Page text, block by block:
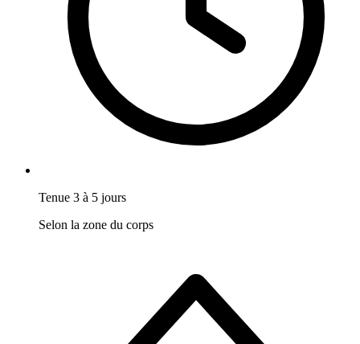
Tenue 3 à 5 jours
Selon la zone du corps